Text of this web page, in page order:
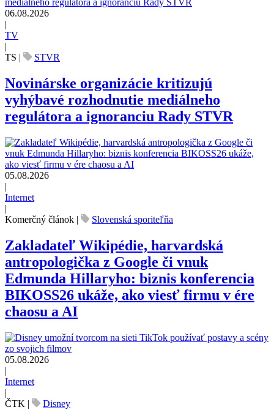
06.08.2026
TV
TS
STVR
Novinárske organizácie kritizujú
vyhýbavé rozhodnutie mediálneho
regulátora a ignoranciu Rady STVR
05.08.2026
|
Internet
|
Komerčný článok | Slovenská sporiteľňa
Zakladateľ Wikipédie, harvardská
antropologička z Google či vnuk
Edmunda Hillaryho: biznis konferencia
BIKOSS26 ukáže, ako viesť firmu v ére
chaosu a AI
05.08.2026
|
Internet
|
ČTK | Disney